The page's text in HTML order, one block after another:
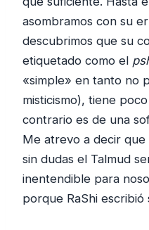
asombramos con su
descubrimos que su
etiquetado como el
«simple» en tanto no
misticismo), tiene
contrario es de una
Me atrevo a decir
sin dudas el Talmud
inentendible para
porque RaShi escribió